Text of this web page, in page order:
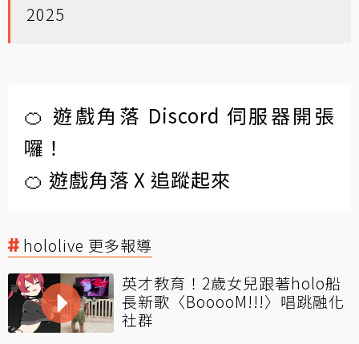
2025
🍊 遊戲角落 Discord 伺服器開張
囉！
🍊 遊戲角落 X 追蹤起來
hololive 更多報導
英才教育！2歲女兒跟著holo船
長新歌〈BooooM!!!〉唱跳融化
社群